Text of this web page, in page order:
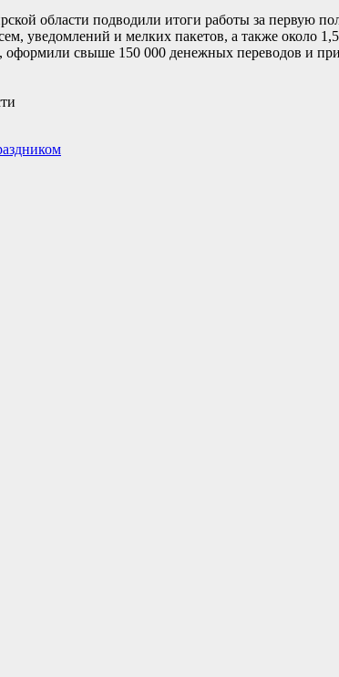
области подводили итоги работы за первую
уведомлений и мелких пакетов, а также около
свыше 150 000 денежных переводов и